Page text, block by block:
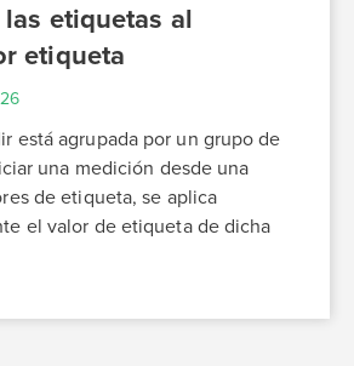
etiquetas al
etiqueta
está agrupada por un grupo de
una medición desde una
de etiqueta, se aplica
el valor de etiqueta de dicha